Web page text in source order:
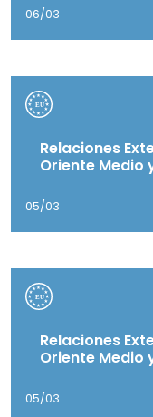
06/03
Relaciones
Oriente Medio
05/03
Relaciones
Oriente Medio
05/03